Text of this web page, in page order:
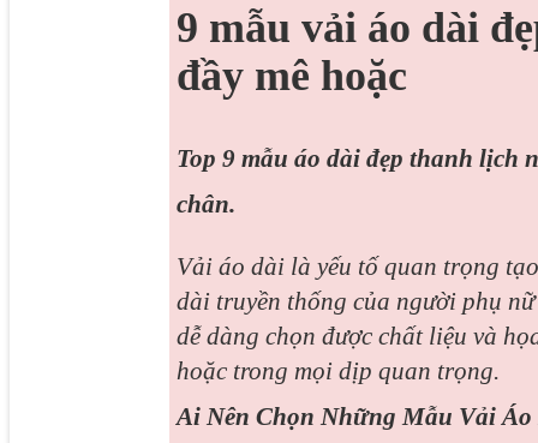
9 mẫu vải áo dài
đầy mê hoặc
Top 9 mẫu áo dài đẹp thanh lịch
chân.
Vải áo dài là yếu tố quan trọng
dài truyền thống của người phụ
dễ dàng chọn được chất liệu và
hoặc trong mọi dịp quan trọng.
Ai Nên Chọn Những Mẫu Vải Áo